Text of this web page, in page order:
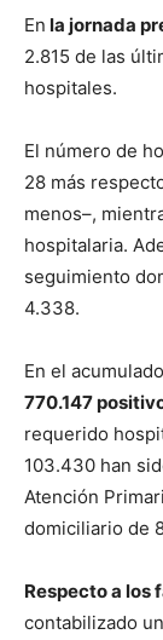
En la jornada
2.815 de las
hospitales.
El número de
28 más
menos–,
hospitalaria.
seguimiento
4.338.
En el
770.147
requerido
103.430 han
Atención
domiciliario de
Respecto a los
contabilizado